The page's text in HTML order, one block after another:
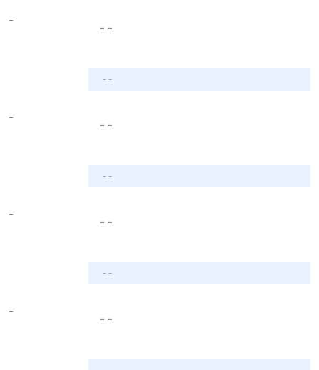
-
- -
- -
-
- -
- -
-
- -
- -
-
- -